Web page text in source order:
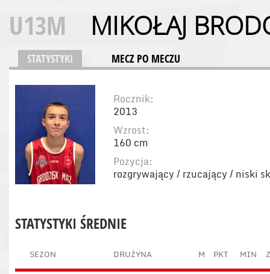
U13M MIKOŁAJ
STATYSTYKI MECZ PO MECZU
Rocznik:
2013
Wzrost:
160 cm
Pozycja:
rozgrywający / rzucający / niski
STATYSTYKI ŚREDNIE
SEZON DRUŻYNA M PKT MIN